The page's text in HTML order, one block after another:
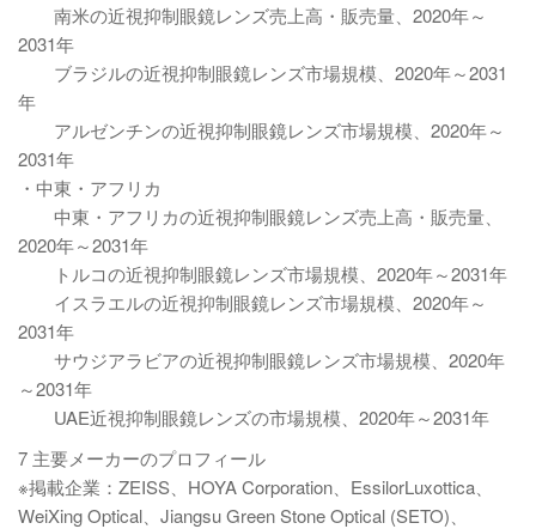
南米の近視抑制眼鏡レンズ売上高・販売量、2020年～
2031年
ブラジルの近視抑制眼鏡レンズ市場規模、2020年～2031
年
アルゼンチンの近視抑制眼鏡レンズ市場規模、2020年～
2031年
・中東・アフリカ
中東・アフリカの近視抑制眼鏡レンズ売上高・販売量、
2020年～2031年
トルコの近視抑制眼鏡レンズ市場規模、2020年～2031年
イスラエルの近視抑制眼鏡レンズ市場規模、2020年～
2031年
サウジアラビアの近視抑制眼鏡レンズ市場規模、2020年
～2031年
UAE近視抑制眼鏡レンズの市場規模、2020年～2031年
7 主要メーカーのプロフィール
※掲載企業：ZEISS、HOYA Corporation、EssilorLuxottica、
WeiXing Optical、Jiangsu Green Stone Optical (SETO)、